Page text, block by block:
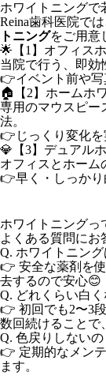
ホワイトニングで
Reina歯科医院で
トニングをご用意
🌟【1】オフィス
当院で行う、即効
👉イベント前や写
🏠【2】ホームホ
専用のマウスピー
法。
👉じっくり変化を
💎【3】デュアル
オフィスとホーム
👉早く・しっかり
ホワイトニングっ
よくある質問にお
Q. ホワイトニン
👉 安全な薬剤を
去するので安心😊
Q. どれくらい白く
👉 初回でも2〜3
数回続けることで
Q. 色戻りしないの
👉 定期的なメン
ます。